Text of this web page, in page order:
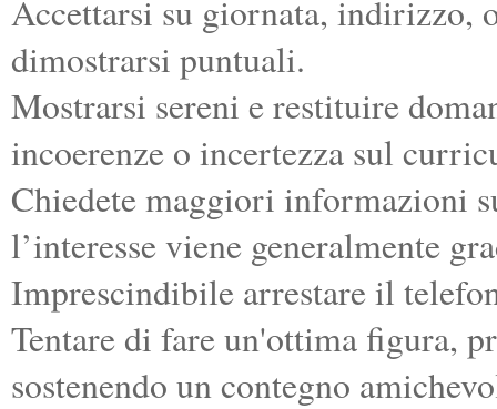
Accettarsi su giornata, indirizzo,
dimostrarsi puntuali.
Mostrarsi sereni e restituire
incoerenze o incertezza sul
Chiedete maggiori informazioni
l’interesse viene generalmente
Imprescindibile arrestare il
Tentare di fare un'ottima figura,
sostenendo un contegno